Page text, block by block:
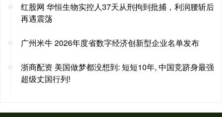
红股网 华恒生物实控人37天从刑拘到批捕，利润腰斩后
再遇震荡
广州米牛 2026年度省数字经济创新型企业名单发布
浙商配资 美国做梦都没想到: 短短10年, 中国竞跻身最强
超级丈国行列!